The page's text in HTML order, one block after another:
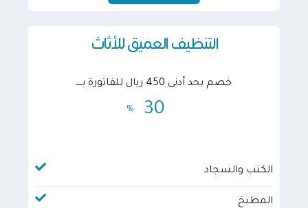
التنظيف العميق للأثاث
خصم بحد أدنى 450 ريال للفاتورة بــــ
30
%
الكنب والسجاد
المطبخ